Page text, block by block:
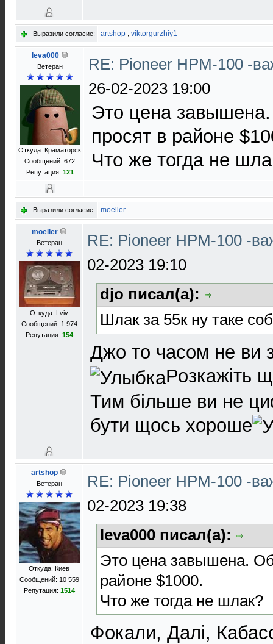
Выразили согласие: artshop , viktorgurzhiy1
leva000
Ветеран
Откуда: Краматорск
Сообщений: 672
Репутация: 121
RE: Pioneer HPM-100 -
26-02-2023 19:00
Это цена
просят в районе
Что же тогда не
Выразили согласие: moeller
moeller
Ветеран
Откуда: Lviv
Сообщений: 1 974
Репутация: 154
RE: Pioneer HPM-100 -
02-2023 19:10
djo писал(а):
Шлак за 55к ну таке
Джо то часом не ви з
Розкажіть
Тим більше ви не
бути щось хороше
artshop
Ветеран
Откуда: Киев
Сообщений: 10 559
Репутация: 1514
RE: Pioneer HPM-100 -
02-2023 19:38
leva000 писал(а):
Это цена завышена.
районе $1000.
Что же тогда не шлак?
Фокали, Далі,